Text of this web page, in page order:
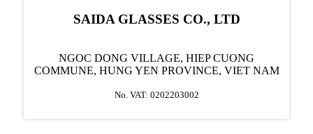
SAIDA GLASSES CO., LTD
NGOC DONG VILLAGE, HIEP CUONG
COMMUNE, HUNG YEN PROVINCE, VIET NAM
No. VAT: 0202203002